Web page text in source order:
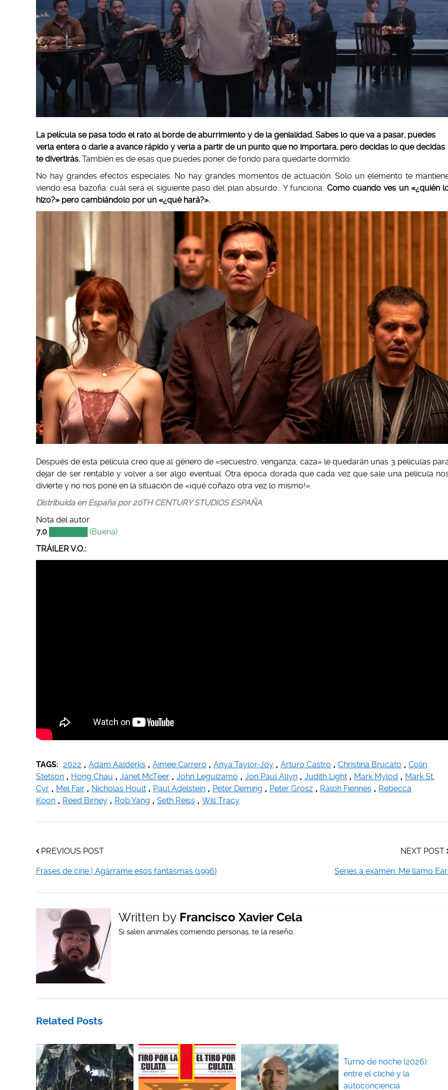
La película se pasa todo el rato al borde de aburrimiento y de la genialidad. Sabes lo que va a pasar, puedes
verla entera o darle a avance rápido y verla a partir de un punto que no importara, pero decidas lo que decidas
te divertirás. También es de esas que puedes poner de fondo para quedarte dormido.
No hay grandes efectos especiales. No hay grandes momentos de actuación. Solo un elemento te
viendo esa bazofia: cuál será el siguiente paso del plan absurdo… Y funciona. Como cuando ves un «¿quién
hizo?» pero cambiándolo por un «¿qué hará?».
Después de esta película creo que al género de «secuestro, venganza, caza» le quedarán unas 3 películas
dejar de ser rentable y volver a ser algo eventual. Otra época dorada que cada vez que sale una película
divierte y no nos pone en la situación de «¡qué coñazo otra vez lo mismo!».
Distribuida en España por 20TH CENTURY STUDIOS ESPAÑA
Nota del autor:
7,0
███████ (Buena)
TRÁILER V.O.:
TAGS: 2022 , Adam Aalderks , Aimee Carrero , Anya Taylor-Joy , Arturo Castro , Christina Brucato , Colin
Stetson , Hong Chau , Janet McTeer , John Leguizamo , Jon Paul Allyn , Judith Light , Mark Mylod , Mark St.
Cyr , Mel Fair , Nicholas Hoult , Paul Adelstein , Peter Deming , Peter Grosz , Ralph Fiennes , Rebecca
Koon , Reed Birney , Rob Yang , Seth Reiss , Will Tracy
PREVIOUS POST
Frases de cine | Agárrame esos fantasmas (1996)
NEXT POST
Series a examen: Me llamo
Written by Francisco Xavier Cela
Si salen animales comiendo personas, te la reseño.
Related Posts
Turno de noche (2026):
entre el cliché y la
autoconciencia